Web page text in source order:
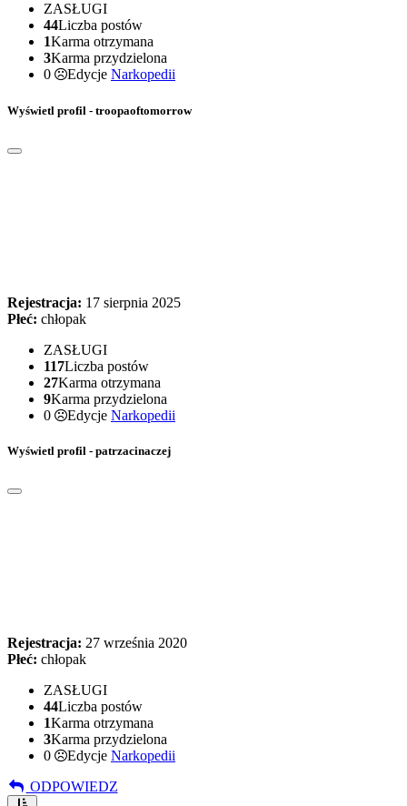
ZASŁUGI
44Liczba postów
1Karma otrzymana
3Karma przydzielona
0
Edycje Narkopedii
Wyświetl profil - troopaoftomorrow
Rejestracja: 17 sierpnia 2025
Płeć: chłopak
ZASŁUGI
117Liczba postów
27Karma otrzymana
9Karma przydzielona
0
Edycje Narkopedii
Wyświetl profil - patrzacinaczej
Rejestracja: 27 września 2020
Płeć: chłopak
ZASŁUGI
44Liczba postów
1Karma otrzymana
3Karma przydzielona
0
Edycje Narkopedii
ODPOWIEDZ